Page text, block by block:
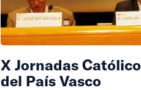
X Jornadas
del País Vasco